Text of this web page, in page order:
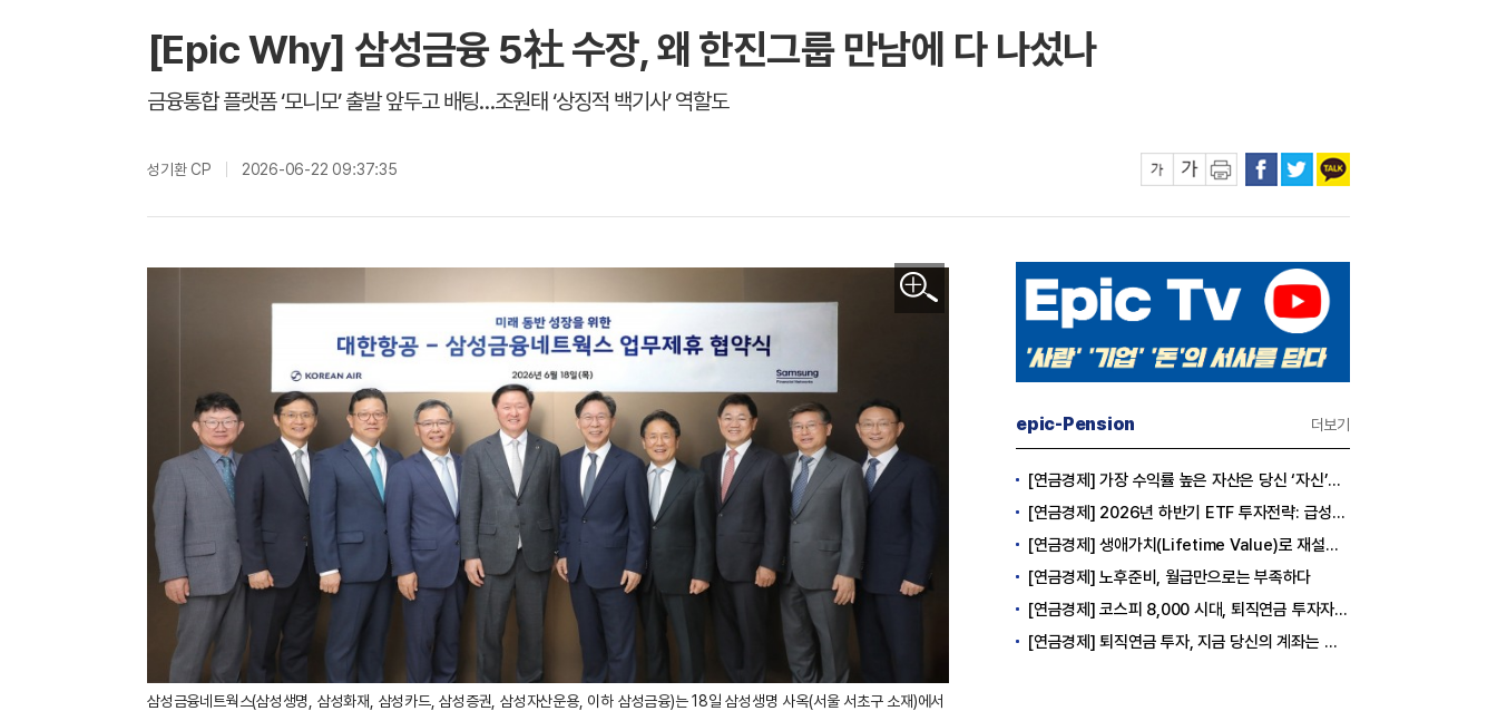
[Epic Why] 삼성금융 5社 수장, 왜 한진그룹 만남에 다 나섰나
금융통합 플랫폼 ‘모니모’ 출발 앞두고 배팅…조원태 ‘상징적 백기사’ 역할도
성기환 CP 2026-06-22 09:37:35
삼성금융네트웍스(삼성생명, 삼성화재, 삼성카드, 삼성증권, 삼성자산운용, 이하 삼성금융)는 18일 삼성생명 사옥(서울 서초구 소재)에서
이미지 확대보기
epic-Pension 더보기
[연금경제] 가장 수익률 높은 자산은 당신 ‘자신’이다
[연금경제] 2026년 하반기 ETF 투자전략: 급성장의 상반기를 접고, 이제 '실적'이 가르는 하반기를 맞다
[연금경제] 생애가치(Lifetime Value)로 재설계하는 은퇴 후 안정적 생활보장과 평생소득 전략
[연금경제] 노후준비, 월급만으로는 부족하다
[연금경제] 코스피 8,000 시대, 퇴직연금 투자자는 왜 지금 FOMO를 경계해야 하는가
[연금경제] 퇴직연금 투자, 지금 당신의 계좌는 어느 편인가?